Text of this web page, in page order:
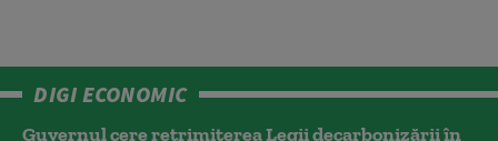
DIGI ECONOMIC
Guvernul cere retrimiterea Legii decarbonizării în